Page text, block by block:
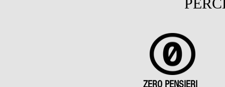
ZERO PENSIERI